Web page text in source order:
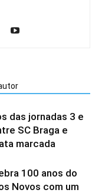
das jornadas 3 e
SC Braga e
marcada
100 anos do
Novos com um